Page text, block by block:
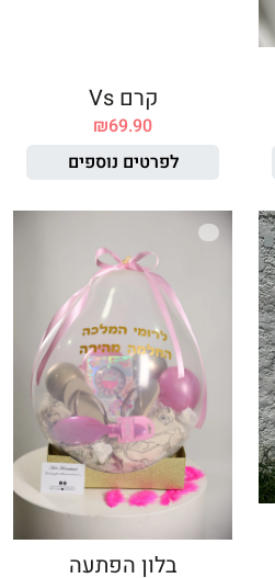
קרם Vs
₪69.90
לפרטים נוספים
בלון הפתעה